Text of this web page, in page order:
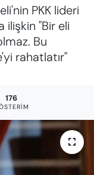
PKK lideri
ilişkin "Bir eli
Bu
rahatlatır"
176